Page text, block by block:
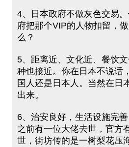
4、日本政府不做灰色交易
府把那个VIP的人物扣留，
么？
5、距离近、文化近、餐饮
种也接近。你在日本不说话
国人还是日本人。当然在日
出来。
6、治安良好，生活设施完善
之前有一位大佬去世，官方
世，街坊传的是一树梨花压